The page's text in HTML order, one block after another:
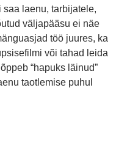
laenu, tarbijatele,
väljapääsu ei näe
töö juures, ka
või tahad leida
“hapuks läinud”
taotlemise puhul